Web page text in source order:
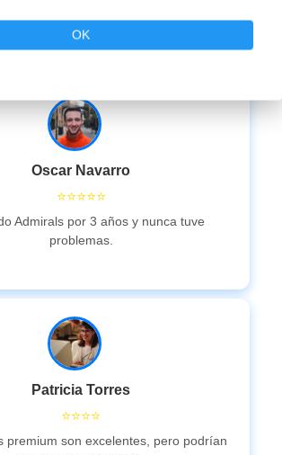
soporte en español, siempre atentos.
Oscar Navarro
⭐⭐⭐⭐⭐
Admirals por 3 años y nunca tuve
problemas.
Patricia Torres
⭐⭐⭐⭐
premium son excelentes, pero podrían
OK